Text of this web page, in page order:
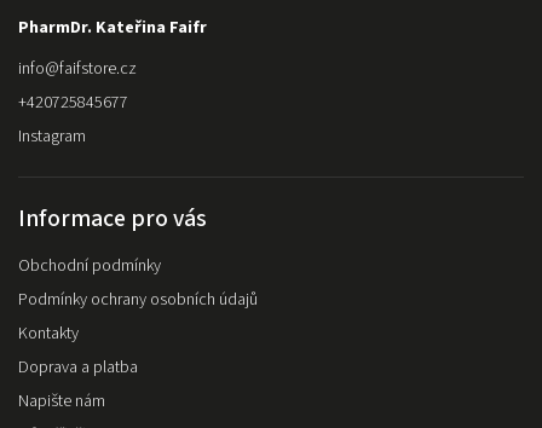
PharmDr. Kateřina Faifr
info@faifstore.cz
+420725845677
Instagram
Informace pro vás
Obchodní podmínky
Podmínky ochrany osobních údajů
Kontakty
Doprava a platba
Napište nám